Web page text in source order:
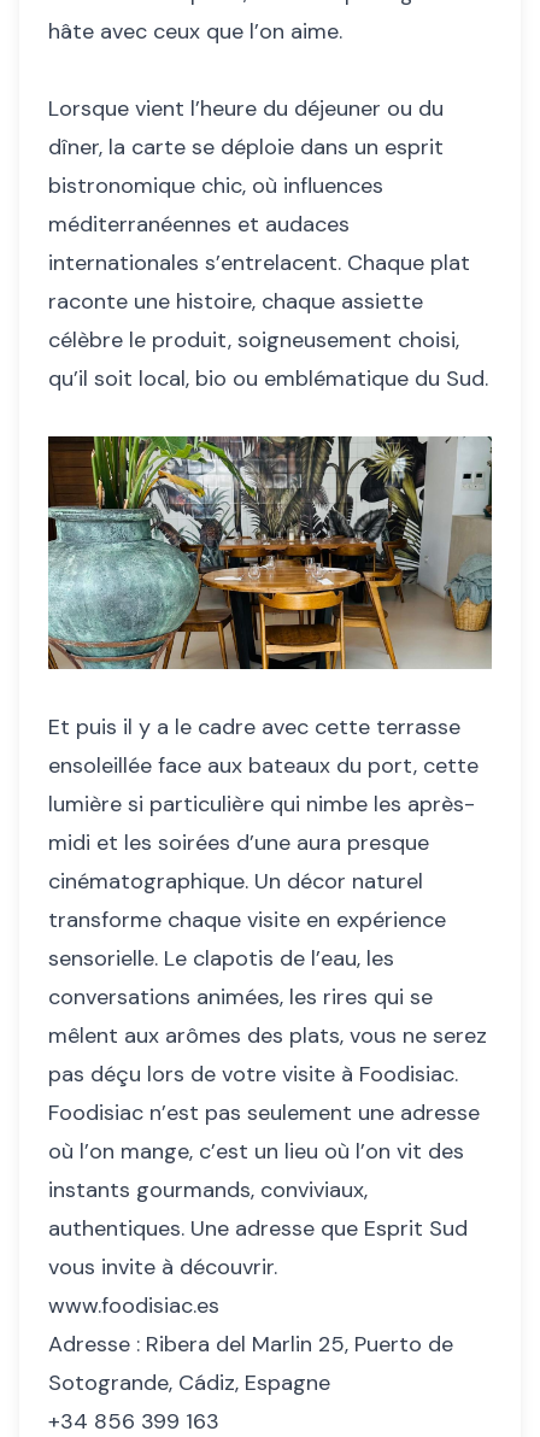
hâte avec ceux que l’on aime.
Lorsque vient l’heure du déjeuner ou du
dîner, la carte se déploie dans un esprit
bistronomique chic, où influences
méditerranéennes et audaces
internationales s’entrelacent. Chaque plat
raconte une histoire, chaque assiette
célèbre le produit, soigneusement choisi,
qu’il soit local, bio ou emblématique du Sud.
Et puis il y a le cadre avec cette terrasse
ensoleillée face aux bateaux du port, cette
lumière si particulière qui nimbe les après-
midi et les soirées d’une aura presque
cinématographique. Un décor naturel
transforme chaque visite en expérience
sensorielle. Le clapotis de l’eau, les
conversations animées, les rires qui se
mêlent aux arômes des plats, vous ne serez
pas déçu lors de votre visite à Foodisiac.
Foodisiac n’est pas seulement une adresse
où l’on mange, c’est un lieu où l’on vit des
instants gourmands, conviviaux,
authentiques. Une adresse que Esprit Sud
vous invite à découvrir.
www.foodisiac.es
Adresse : Ribera del Marlin 25, Puerto de
Sotogrande, Cádiz, Espagne
+34 856 399 163